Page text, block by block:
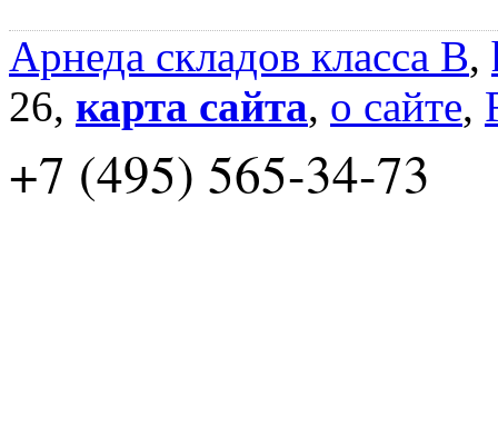
Арнеда складов класса B,
26, карта сайта, о сайте,
+7 (495) 565-34-73